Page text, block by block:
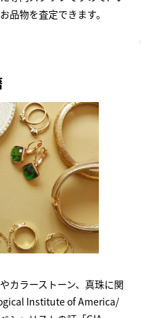
品物を査定できます。
カラーストーン、真珠に関
Institute of America/